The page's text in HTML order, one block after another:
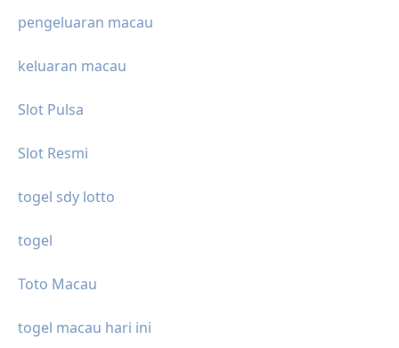
pengeluaran macau
keluaran macau
Slot Pulsa
Slot Resmi
togel sdy lotto
togel
Toto Macau
togel macau hari ini